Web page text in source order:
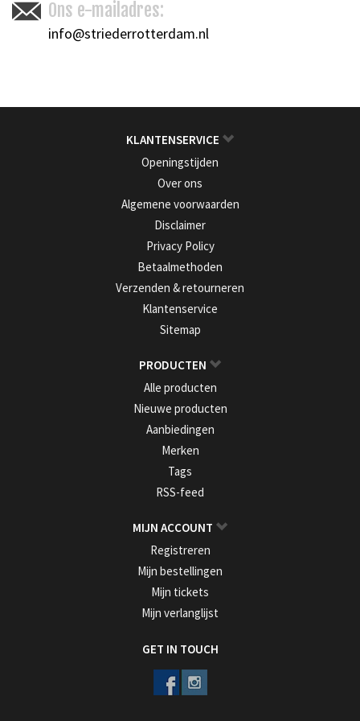
Ons e-mailadres:
info@striederrotterdam.nl
KLANTENSERVICE
Openingstijden
Over ons
Algemene voorwaarden
Disclaimer
Privacy Policy
Betaalmethoden
Verzenden & retourneren
Klantenservice
Sitemap
PRODUCTEN
Alle producten
Nieuwe producten
Aanbiedingen
Merken
Tags
RSS-feed
MIJN ACCOUNT
Registreren
Mijn bestellingen
Mijn tickets
Mijn verlanglijst
GET IN TOUCH